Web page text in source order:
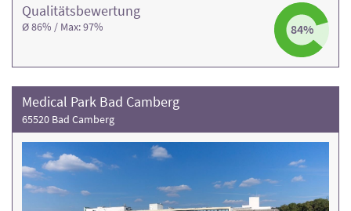
Qualitäts­bewertung
Ø 86% / Max: 97% 84%
Medical Park Bad Camberg
65520 Bad Camberg